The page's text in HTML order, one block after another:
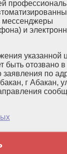
мессенджеры
и
указанной
быть отозвано
по
г Абакан,